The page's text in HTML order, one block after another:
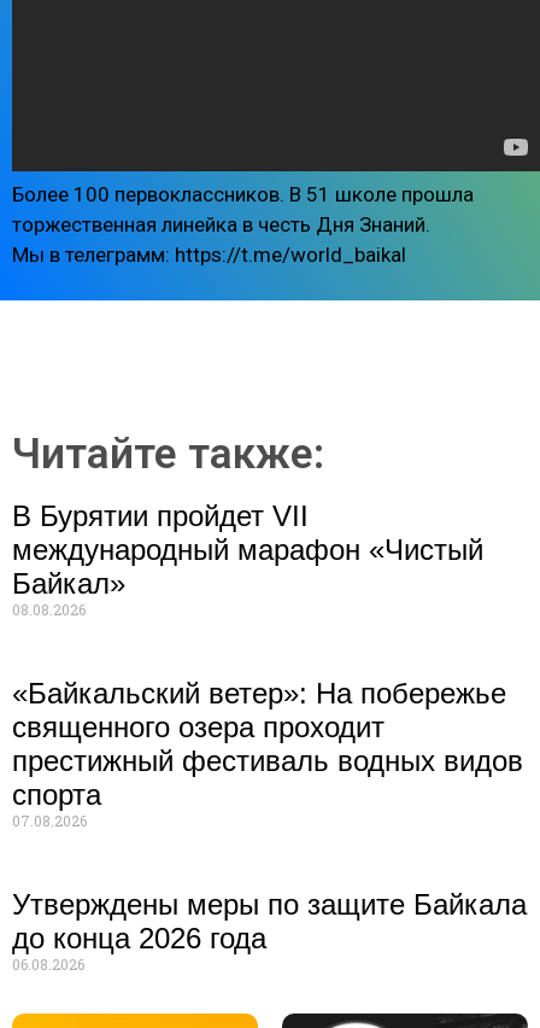
Более 100 первоклассников. В 51 школе прошла
торжественная линейка в честь Дня Знаний.
Мы в телеграмм: https://t.me/world_baikal
Читайте также:
В Бурятии пройдет VII
международный марафон «Чистый
Байкал»
08.08.2026
«Байкальский ветер»: На побережье
священного озера проходит
престижный фестиваль водных видов
спорта
07.08.2026
Утверждены меры по защите Байкала
до конца 2026 года
06.08.2026